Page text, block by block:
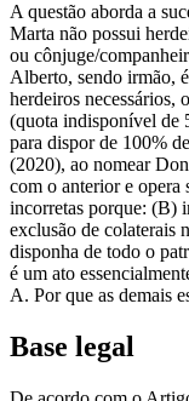
A questão aborda a
Marta não possui
ou cônjuge/
Alberto, sendo irmão,
herdeiros necessários,
(quota indisponível de
para dispor de 100%
(2020), ao nomear
com o anterior e opera
incorretas porque: (B)
exclusão de colaterais
disponha de todo o
é um ato
A. Por que as demais
Base legal